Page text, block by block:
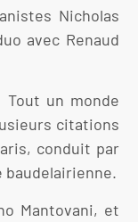
Nicholas
avec Renaud
Tout un monde
citations
conduit par
baudelairienne.
Mantovani, et